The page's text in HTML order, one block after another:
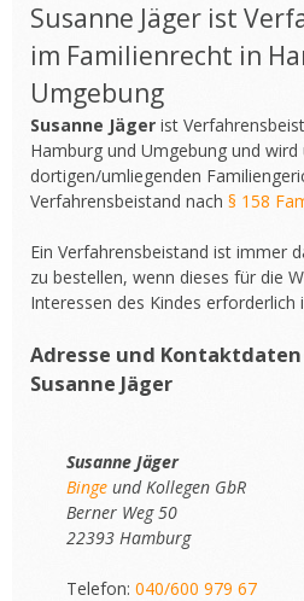
Susanne Jäger ist
im Familienrecht in
Umgebung
Susanne Jäger ist
Hamburg und Umgebung und
dortigen/umliegenden
Verfahrensbeistand nach § 158
Ein Verfahrensbeistand ist immer
zu bestellen, wenn dieses für die
Interessen des Kindes erforderlich
Adresse und
Susanne Jäger
Susanne Jäger
Binge und Kollegen GbR
Berner Weg 50
22393 Hamburg
Telefon: 040/600 979 67